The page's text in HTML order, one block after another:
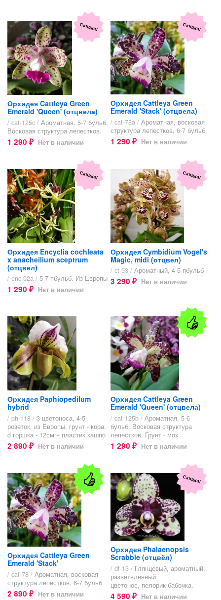
Скидка!
Орхидея Cattleya Green
Emerald 'Queen' (отцвела)
/ cat-125c / Ароматная. 5-7 бульб.
Восковая структура лепестков.
1 290 ₽ Нет в наличии
Скидка!
Орхидея Cattleya Green
Emerald 'Stack' (отцвела)
/ cat-78a / Ароматная, восковая
структура лепестков, 6-7 бульб.
1 290 ₽ Нет в наличии
Скидка!
Орхидея Encyclia cochleata
x anacheilium sceptrum
(отцвел)
/ enc-02а / 5-7 пбульб. Из Европы
1 290 ₽ Нет в наличии
Скидка!
Орхидея Cymbidium Vogel's
Magic, midi (отцвел)
/ ct-93 / Ароматный, 4-5 пбульб
3 290 ₽ Нет в наличии
Орхидея Paphiopedilum
hybrid
/ ph-118 / 3 цветоноса, 4-5
розеток, из Европы, грунт - кора.
d горшка - 12см + пластик.кашпо
2 890 ₽ Нет в наличии
Орхидея Cattleya Green
Emerald 'Queen' (отцвела)
/ cat-125b / Ароматная. 5-6
бульб. Восковая структура
лепестков. Грунт - мох
1 290 ₽ Нет в наличии
Орхидея Cattleya Green
Emerald 'Stack'
/ cat-78 / Ароматная, восковая
структура лепестков, 6-7 бульб.
2 890 ₽ Нет в наличии
Скидка!
Орхидея Phalaenopsis
Scrabble (отцвёл)
/ df-13 / Глянцевый, ароматный,
разветвленный
цветонос, пелорик-бабочка.
4 590 ₽ Нет в наличии